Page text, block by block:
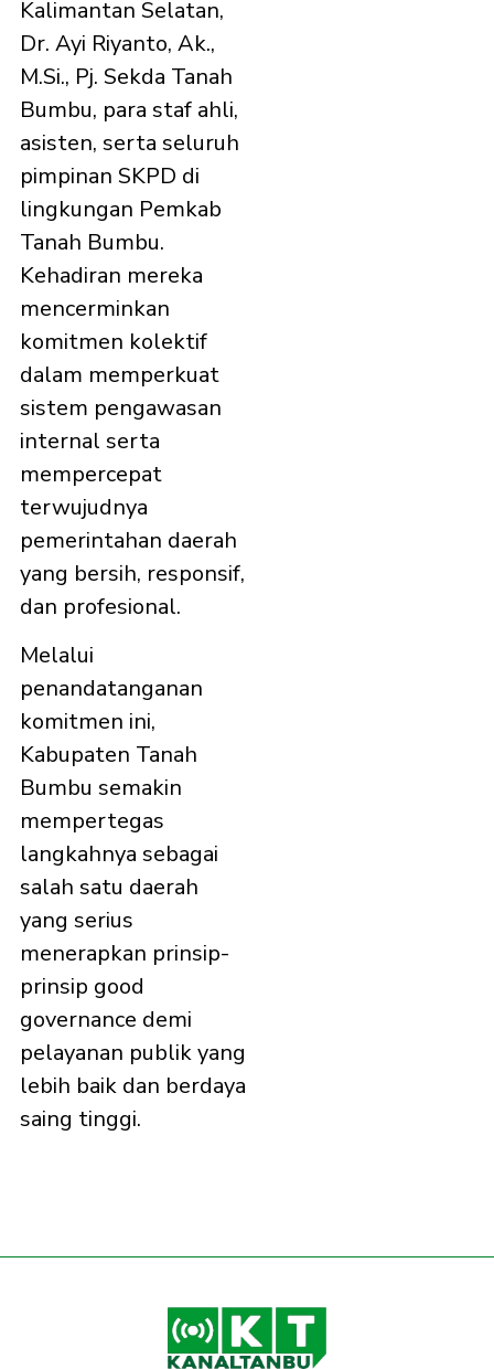
Kalimantan Selatan,
Dr. Ayi Riyanto, Ak.,
M.Si., Pj. Sekda Tanah
Bumbu, para staf ahli,
asisten, serta seluruh
pimpinan SKPD di
lingkungan Pemkab
Tanah Bumbu.
Kehadiran mereka
mencerminkan
komitmen kolektif
dalam memperkuat
sistem pengawasan
internal serta
mempercepat
terwujudnya
pemerintahan daerah
yang bersih, responsif,
dan profesional.
Melalui
penandatanganan
komitmen ini,
Kabupaten Tanah
Bumbu semakin
mempertegas
langkahnya sebagai
salah satu daerah
yang serius
menerapkan prinsip-
prinsip good
governance demi
pelayanan publik yang
lebih baik dan berdaya
saing tinggi.